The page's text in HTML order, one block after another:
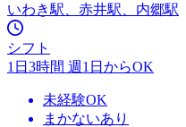
いわき駅、赤井駅、内郷駅
シフト
1日3時間 週1日からOK
未経験OK
まかないあり